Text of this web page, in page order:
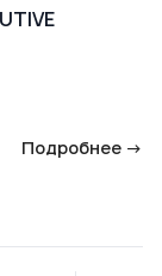
Подробнее →